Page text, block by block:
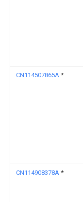
CN114507865A *
CN114908378A *